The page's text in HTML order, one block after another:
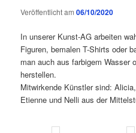
Veröffentlicht am06/10/2020
In unserer Kunst-AG arbeiten
Figuren, bemalen T-Shirts oder
man auch aus farbigem Wasser
herstellen.
Mitwirkende Künstler sind:
Etienne und Nelli aus der